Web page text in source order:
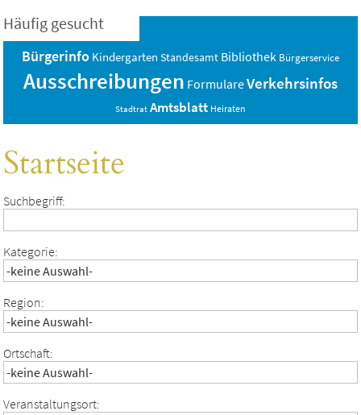
Häufig gesucht
Bürgerinfo Kindergarten Standesamt Bibliothek Bürgerservice
Ausschreibungen FormulareVerkehrsinfos
Stadtrat Amtsblatt Heiraten
Startseite
Suchbegriff:
Kategorie:
Region:
Ortschaft:
Veranstaltungsort: